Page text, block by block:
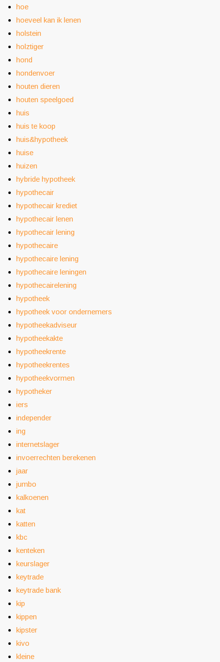
hoe
hoeveel kan ik lenen
holstein
holztiger
hond
hondenvoer
houten dieren
houten speelgoed
huis
huis te koop
huis&hypotheek
huise
huizen
hybride hypotheek
hypothecair
hypothecair krediet
hypothecair lenen
hypothecair lening
hypothecaire
hypothecaire lening
hypothecaire leningen
hypothecairelening
hypotheek
hypotheek voor ondernemers
hypotheekadviseur
hypotheekakte
hypotheekrente
hypotheekrentes
hypotheekvormen
hypotheker
iers
independer
ing
internetslager
invoerrechten berekenen
jaar
jumbo
kalkoenen
kat
katten
kbc
kenteken
keurslager
keytrade
keytrade bank
kip
kippen
kipster
kivo
kleine